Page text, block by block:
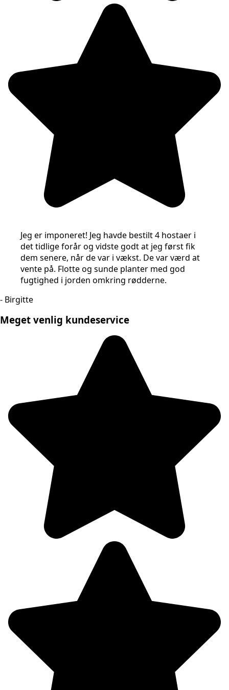
Jeg er imponeret! Jeg havde bestilt 4 hostaer i
det tidlige forår og vidste godt at jeg først fik
dem senere, når de var i vækst. De var værd at
vente på. Flotte og sunde planter med god
fugtighed i jorden omkring rødderne.
- Birgitte
Meget venlig kundeservice